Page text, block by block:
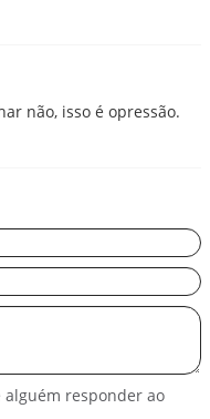
não, isso é opressão.
responder ao